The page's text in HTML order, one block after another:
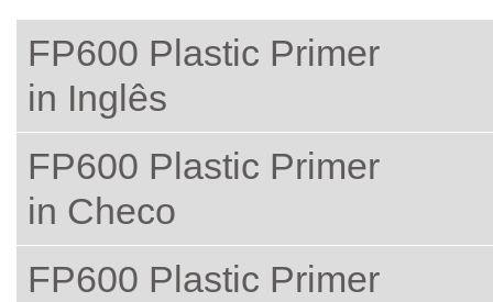
FP600 Plastic Primer
in Inglês
FP600 Plastic Primer
in Checo
FP600 Plastic Primer